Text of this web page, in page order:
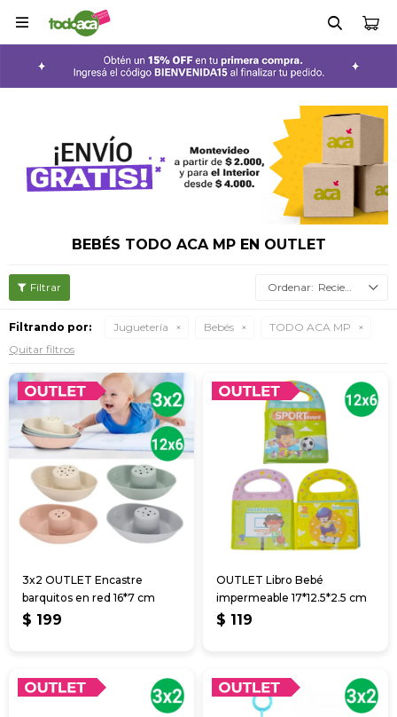

BEBÉS TODO ACA MP EN OUTLET
Recientes
Filtrando por: Juguetería Bebés
TODO ACA MP
Quitar filtros
3x2 OUTLET Encastre
barquitos en red 16*7 cm
$ 199
OUTLET Libro Bebé
impermeable 17*12.5*2.5 cm
$ 119